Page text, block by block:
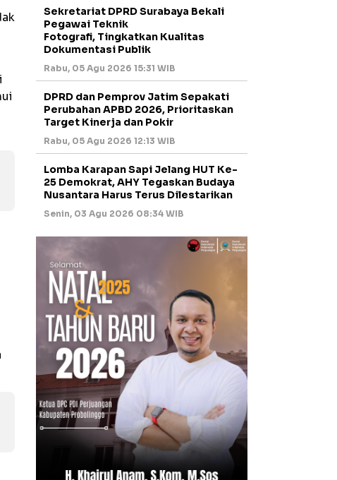
Sekretariat DPRD Surabaya Bekali
Pegawai Teknik
Fotografi, Tingkatkan Kualitas
Dokumentasi Publik
Rabu, 05 Agu 2026 15:31 WIB
DPRD dan Pemprov Jatim Sepakati
Perubahan APBD 2026, Prioritaskan
Target Kinerja dan Pokir
Rabu, 05 Agu 2026 12:13 WIB
Lomba Karapan Sapi Jelang HUT Ke-
25 Demokrat, AHY Tegaskan Budaya
Nusantara Harus Terus Dilestarikan
Senin, 03 Agu 2026 08:34 WIB